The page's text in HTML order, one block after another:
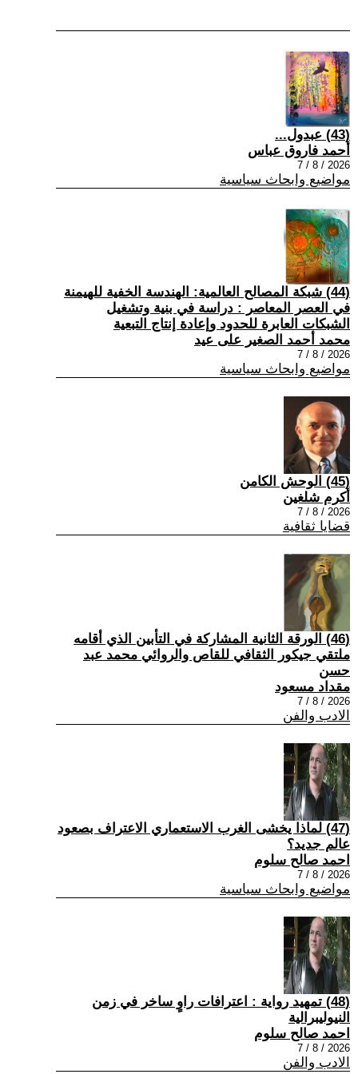
(43) عبدول...
أحمد فاروق عباس
2026 / 8 / 7
مواضيع وابحاث سياسية
(44) شبكة المصالح العالمية: الهندسة الخفية للهيمنة
في العصر المعاصر : دراسة في بنية وتشغيل
الشبكات العابرة للحدود وإعادة إنتاج التبعية
محمد أحمد الصغير على عيد
2026 / 8 / 7
مواضيع وابحاث سياسية
(45) الوحش الكامن
أكرم شلغين
2026 / 8 / 7
قضايا ثقافية
(46) الورقة الثانية المشاركة في التأبين الذي أقامه
ملتقي جيكور الثقافي للقاص والروائي محمد عبد
حسن
مقداد مسعود
2026 / 8 / 7
الادب والفن
(47) لماذا يخشى الغرب الاستعماري الاعتراف بصعود
عالم جديد؟
احمد صالح سلوم
2026 / 8 / 7
مواضيع وابحاث سياسية
(48) تمهيد رواية : اعترافات راوٍ ساخر في زمن
النيوليبرالية
احمد صالح سلوم
2026 / 8 / 7
الادب والفن